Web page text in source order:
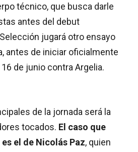
técnico, que busca darle
antes del debut
jugará otro ensayo
antes de iniciar oficialmente
de junio contra Argelia.
de la jornada será la
tocados. El caso que
el de Nicolás Paz, quien